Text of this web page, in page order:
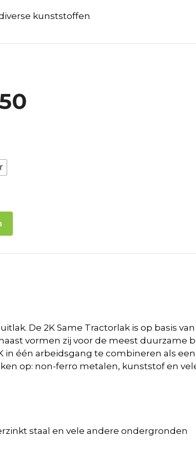
kunststoffen
De 2K Same Tractorlak is op basis
vormen zij voor de meest duurzame
in één arbeidsgang te combineren als
op: non-ferro metalen, kunststof en
staal en vele andere ondergronden